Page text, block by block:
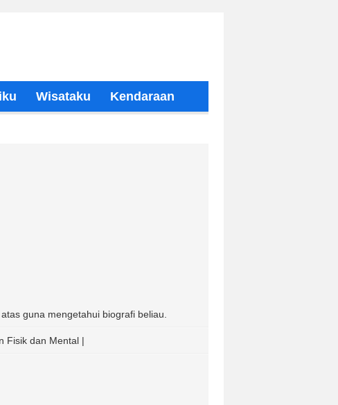
Wisataku Kendaraan
guna mengetahui biografi beliau.
Fisik dan Mental |